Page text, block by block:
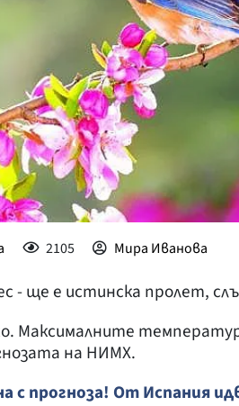
2105 Мира Иванова
- ще е истинска пролет,
Максималните
на НИМХ.
прогноза! От Испания